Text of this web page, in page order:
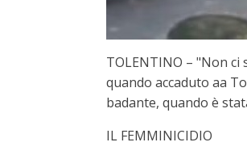
TOLENTINO – "Non
quando accaduto aa
badante, quando è
IL FEMMINICIDIO